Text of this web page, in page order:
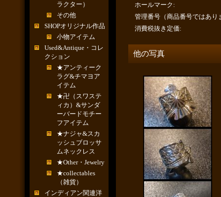
ラクター）
その他
SHOPオリジナル作品
小物アイテム
Used&Antique・コレ
クション
★アンティーク
ラグ&チマヨア
イテム
★卍（スワステ
ィカ）&サンダ
ーバードモチー
フアイテム
★ナジャ&スカ
ッシュブロッサ
ムネックレス
★Other・Jewelry
★collectables
（雑貨）
インディアン関連洋
ホールマーク :
管理番号（商品番号ではあり
消費税抜き定価:
他の写真